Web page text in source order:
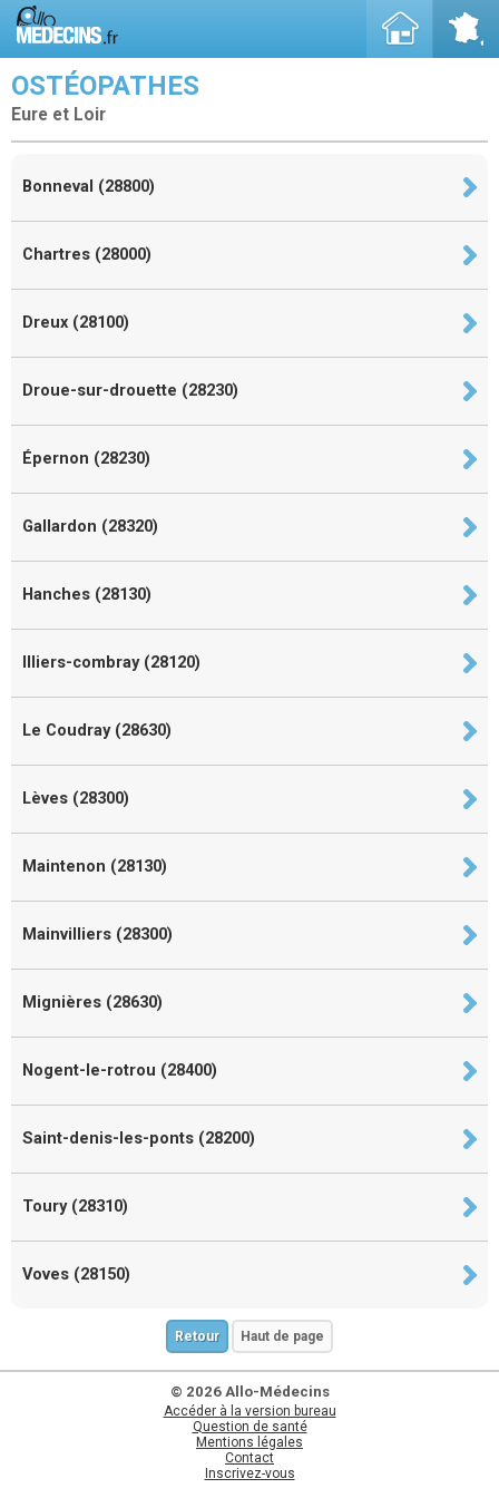
OSTÉOPATHES
Eure et Loir
Bonneval (28800)
Chartres (28000)
Dreux (28100)
Droue-sur-drouette (28230)
Épernon (28230)
Gallardon (28320)
Hanches (28130)
Illiers-combray (28120)
Le Coudray (28630)
Lèves (28300)
Maintenon (28130)
Mainvilliers (28300)
Mignières (28630)
Nogent-le-rotrou (28400)
Saint-denis-les-ponts (28200)
Toury (28310)
Voves (28150)
Retour Haut de page
© 2026 Allo-Médecins
Accéder à la version bureau
Question de santé
Mentions légales
Contact
Inscrivez-vous